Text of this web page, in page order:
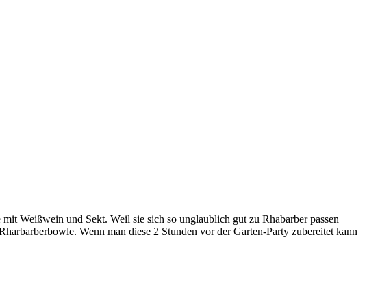
Weißwein und Sekt. Weil sie sich so unglaublich gut zu Rhabarber passen
Wenn man diese 2 Stunden vor der Garten-Party zubereitet kann